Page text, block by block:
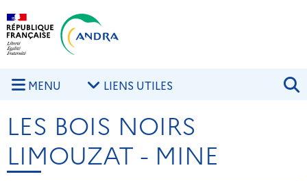
Aller au contenu principal
MENU LIENS UTILES
LES BOIS NOIRS
LIMOUZAT - MINE